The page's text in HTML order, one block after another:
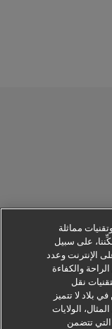
مماثلة
على سبيل
الإنترنت وعدد
والكفاءة
نقل
بلاد لا تتميز
الولايات
تتضمن